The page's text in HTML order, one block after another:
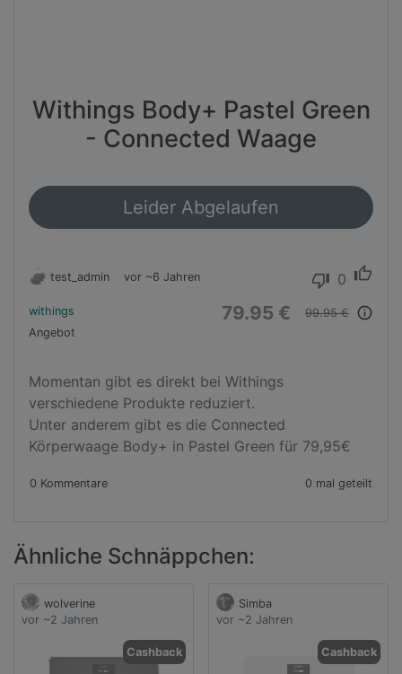
Withings Body+ Pastel Green
- Connected Waage
Leider Abgelaufen
test_admin vor ~6 Jahren thumb_down 0 thumb_up
withings
Angebot
79.95 € 99.95 € info_outline
Momentan gibt es direkt bei Withings
verschiedene Produkte reduziert.
Unter anderem gibt es die Connected
Körperwaage Body+ in Pastel Green für 79,95€
0 Kommentare 0 mal geteilt
Ähnliche Schnäppchen:
wolverine
vor ~2 Jahren
Cashback
Simba
vor ~2 Jahren
Cashback